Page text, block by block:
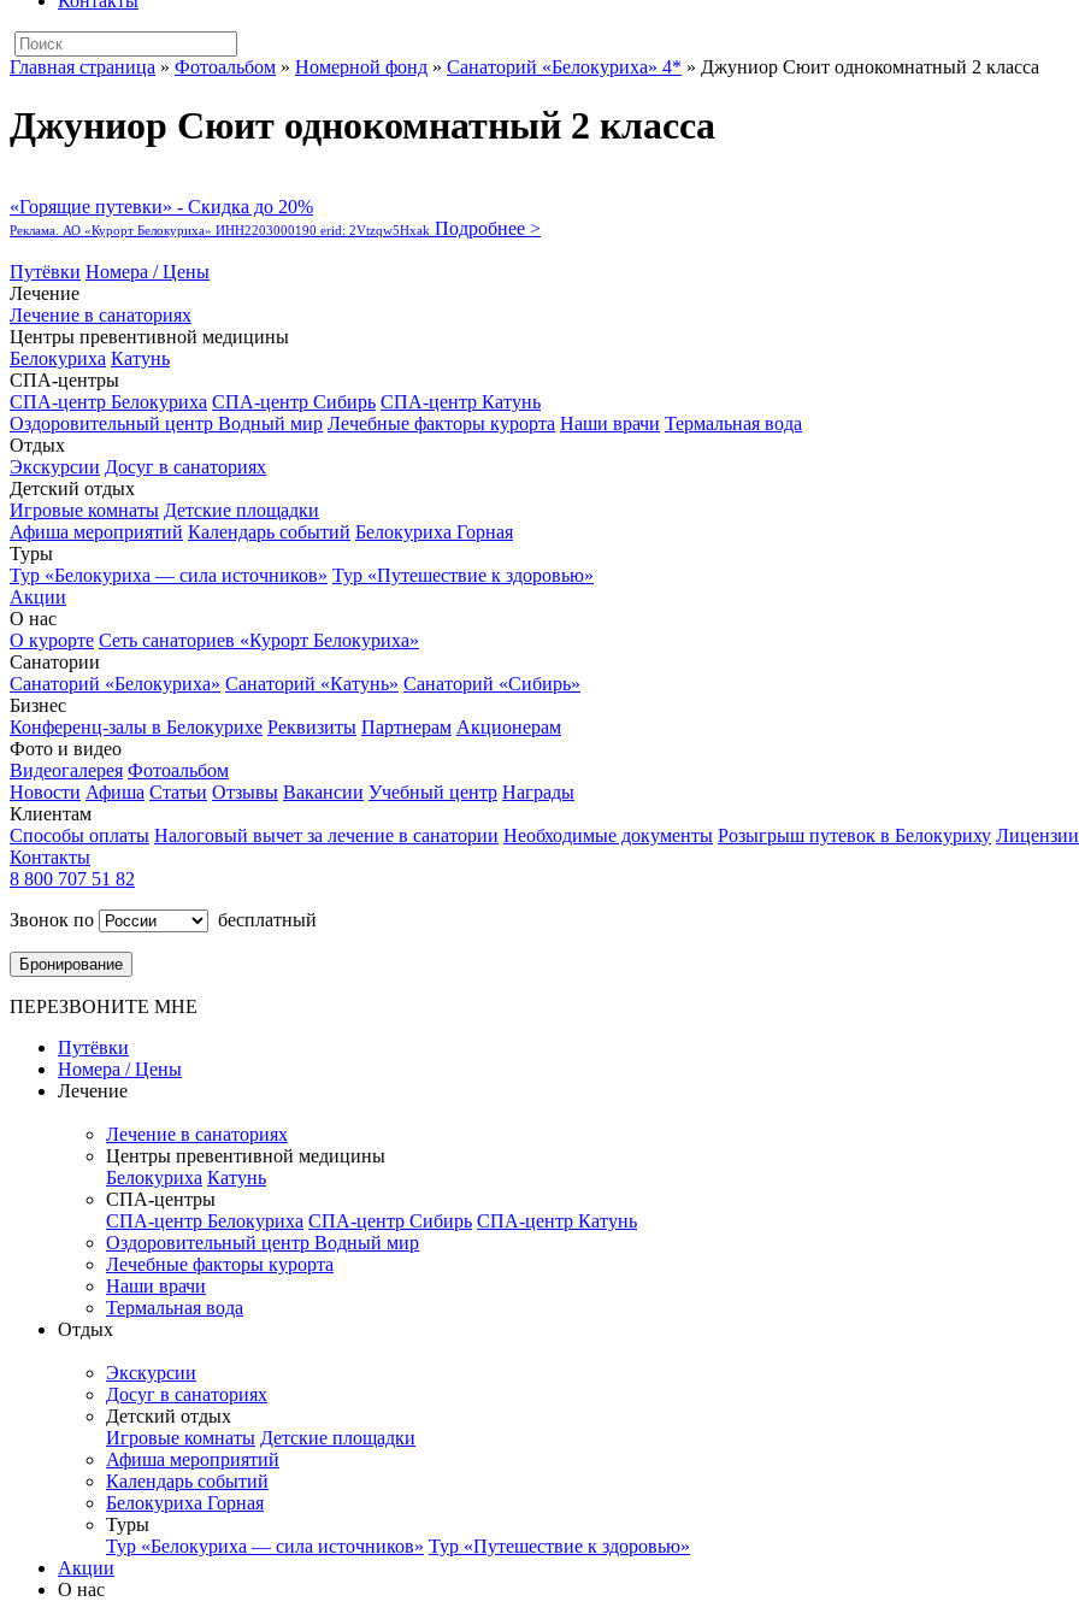
Главная страница » Фотоальбом » Номерной фонд » Санаторий «Белокуриха» 4* » Джуниор Сюит однокомнатный 2 класса
Джуниор Сюит однокомнатный 2 класса
«Горящие путевки» - Скидка до 20%
Реклама. АО «Курорт Белокуриха» ИНН2203000190 erid: 2Vtzqw5Hxak Подробнее >
Путёвки Номера / Цены
Лечение
Лечение в санаториях
Центры превентивной медицины
Белокуриха Катунь
СПА-центры
СПА-центр Белокуриха СПА-центр Сибирь СПА-центр Катунь
Оздоровительный центр Водный мир Лечебные факторы курорта Наши врачи Термальная вода
Отдых
Экскурсии Досуг в санаториях
Детский отдых
Игровые комнаты Детские площадки
Афиша мероприятий Календарь событий Белокуриха Горная
Туры
Тур «Белокуриха — сила источников» Тур «Путешествие к здоровью»
Акции
О нас
О курорте Сеть санаториев «Курорт Белокуриха»
Санатории
Санаторий «Белокуриха» Санаторий «Катунь» Санаторий «Сибирь»
Бизнес
Конференц-залы в Белокурихе Реквизиты Партнерам Акционерам
Фото и видео
Видеогалерея Фотоальбом
Новости Афиша Статьи Отзывы Вакансии Учебный центр Награды
Клиентам
Способы оплаты Налоговый вычет за лечение в санатории Необходимые документы Розыгрыш путевок в Белокуриху
Контакты
8 800 707 51 82
Звонок по
бесплатный
Бронирование
ПЕРЕЗВОНИТЕ МНЕ
Путёвки
Номера / Цены
Лечение
Лечение в санаториях
Центры превентивной медицины
Белокуриха Катунь
СПА-центры
СПА-центр Белокуриха СПА-центр Сибирь СПА-центр Катунь
Оздоровительный центр Водный мир
Лечебные факторы курорта
Наши врачи
Термальная вода
Отдых
Экскурсии
Досуг в санаториях
Детский отдых
Игровые комнаты Детские площадки
Афиша мероприятий
Календарь событий
Белокуриха Горная
Туры
Тур «Белокуриха — сила источников» Тур «Путешествие к здоровью»
Акции
О нас